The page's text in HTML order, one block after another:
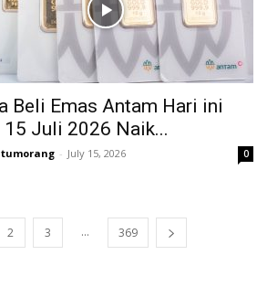
Beli Emas Antam Hari ini
15 Juli 2026 Naik...
- July 15, 2026 0
2 3 ... 369